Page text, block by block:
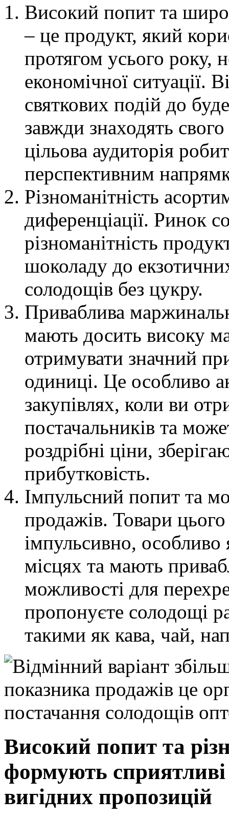
Високий попит та
– це продукт, який
протягом усього року,
економічної ситуації.
святкових подій до
завжди знаходять
цільова аудиторія
перспективним
Різноманітність
диференціації. Ринок
різноманітність
шоколаду до
солодощів без цукру.
Приваблива
мають досить високу
отримувати значний
одиниці. Це особливо
закупівлях, коли ви
постачальників та
роздрібні ціни,
прибутковість.
Імпульсний попит та
продажів. Товари
імпульсивно,
місцях та мають
можливості для
пропонуєте солодощі
такими як кава, чай,
Високий попит та
формують сприятливі
вигідних пропозицій